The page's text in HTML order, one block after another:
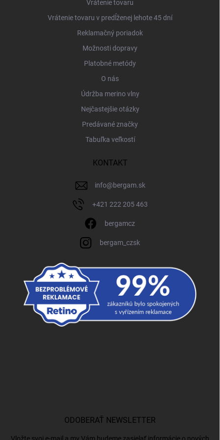
Vrátenie tovaru
Vrátenie tovaru v predĺženej lehote 45 dní
Reklamačný poriadok
Možnosti dopravy
Platobné metódy
O nás
Údržba merino vlny
Nejčastejšie otázky
Predávané značky
Tabuľka veľkostí
KONTAKT
info@bergam.sk
+421 222 205 463
bergamcz
bergam_czsk
ODOBERAŤ NEWSLETTER